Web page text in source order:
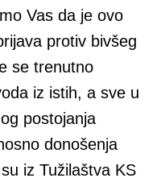
Vas da je ovo
protiv bivšeg
se trenutno
iz istih, a sve u
postojanja
donošenja
iz Tužilaštva KS